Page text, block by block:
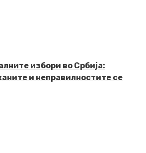
избори во Србија:
и неправилностите се